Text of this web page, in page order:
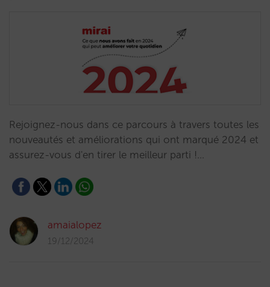
Rejoignez-nous dans ce parcours à travers toutes les
nouveautés et améliorations qui ont marqué 2024 et
assurez-vous d'en tirer le meilleur parti !…
amaialopez
19/12/2024